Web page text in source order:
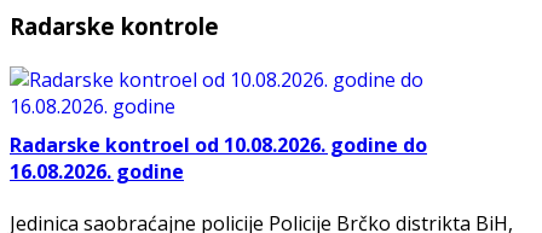
Radarske kontrole
Radarske kontroel od 10.08.2026. godine do
16.08.2026. godine
Jedinica saobraćajne policije Policije Brčko distrikta BiH,